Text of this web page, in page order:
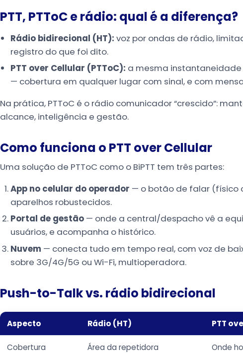
PTT, PTToC e rádio: qual é a diferença?
Rádio bidirecional (HT): voz por ondas de rádio,
registro do que foi dito.
PTT over Cellular (PTToC): a mesma
— cobertura em qualquer lugar com sinal, e com
Na prática, PTToC é o rádio comunicador “crescido”:
alcance, inteligência e gestão.
Como funciona o PTT over Cellular
Uma solução de PTToC como o BiPTT tem três partes:
App no celular do operador — o botão de falar (físico
aparelhos robustecidos.
Portal de gestão— onde a central/despacho vê a
usuários, e acompanha o histórico.
Nuvem — conecta tudo em tempo real, com voz de
sobre 3G/4G/5G ou Wi-Fi, multioperadora.
Push-to-Talk vs. rádio bidirecional
Aspecto Rádio (HT) PTT
Cobertura Área da repetidora Onde